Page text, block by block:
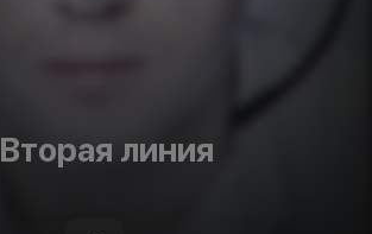
Вторая линия